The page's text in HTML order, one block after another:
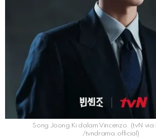
Song Joong Ki dalam Vincenzo. (tvN
/tvndrama.official)